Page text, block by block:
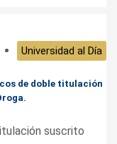
Universidad al Día
de doble titulación
suscrito